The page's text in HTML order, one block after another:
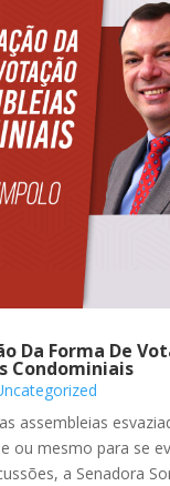
Da Forma De
Condominiais
assembleias
ou mesmo para se
a Senadora